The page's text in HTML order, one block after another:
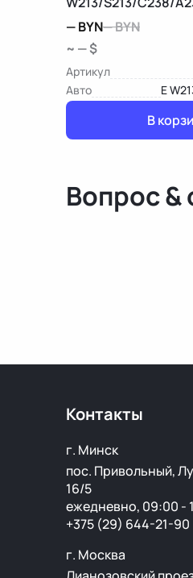
—BYN—BYN
~ — $
Артикул
Авто
E
В
Вопрос &
Контакты
г. Минск
пос. Привольный,
16/5
ежедневно, 09:00 -
+375 (29) 644-21-90
г. Москва